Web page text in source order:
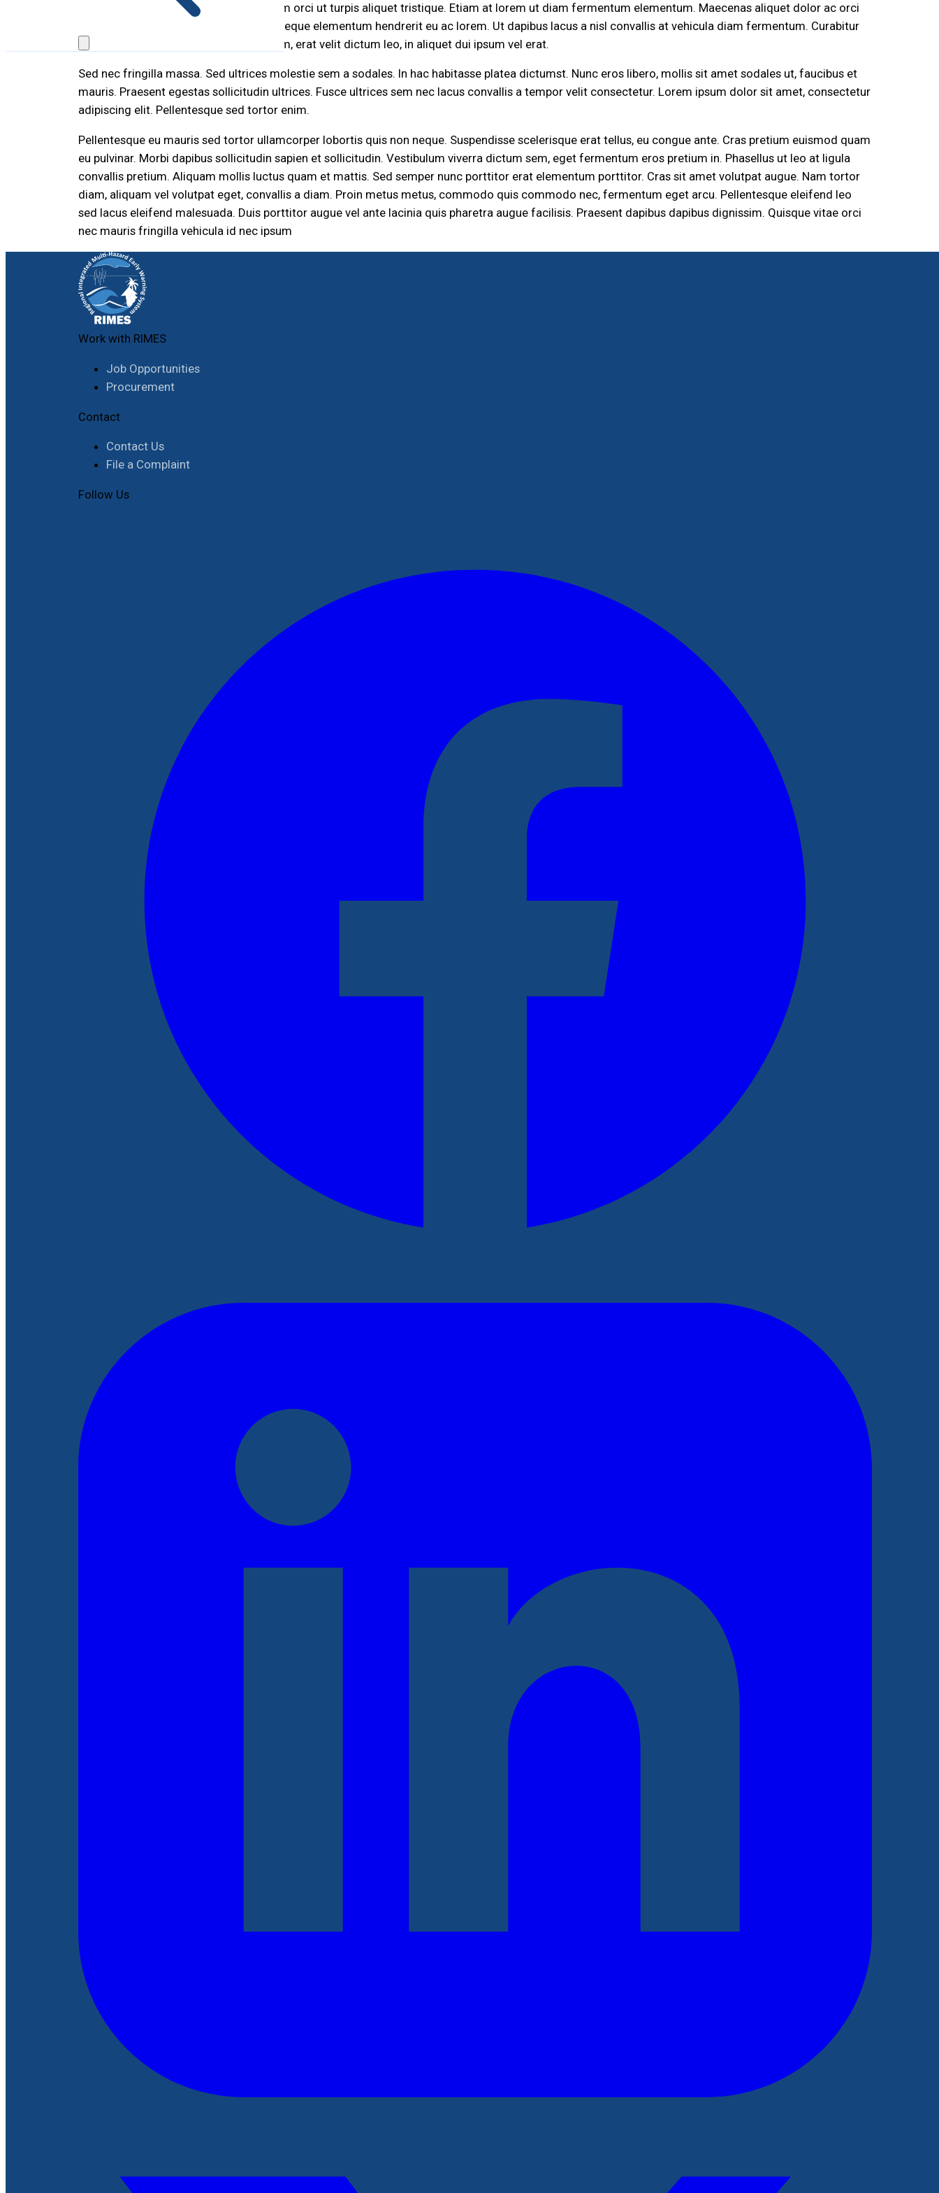
Donec a justo nisi. Maecenas fermentum orci ut turpis aliquet tristique. Etiam at lorem ut diam fermentum elementum. Maecenas aliquet dolor ac orci
ultrices facilisis. Nam et arcu pharetra neque elementum hendrerit eu ac lorem. Ut dapibus lacus a nisl convallis at vehicula diam fermentum. Curabitur
adipiscing, lorem sed laoreet elementum, erat velit dictum leo, in aliquet dui ipsum vel erat.
Sed nec fringilla massa. Sed ultrices molestie sem a sodales. In hac habitasse platea dictumst. Nunc eros libero, mollis sit amet sodales ut, faucibus et
mauris. Praesent egestas sollicitudin ultrices. Fusce ultrices sem nec lacus convallis a tempor velit consectetur. Lorem ipsum dolor sit amet, consectetur
adipiscing elit. Pellentesque sed tortor enim.
Pellentesque eu mauris sed tortor ullamcorper lobortis quis non neque. Suspendisse scelerisque erat tellus, eu congue ante. Cras pretium euismod quam
eu pulvinar. Morbi dapibus sollicitudin sapien et sollicitudin. Vestibulum viverra dictum sem, eget fermentum eros pretium in. Phasellus ut leo at ligula
convallis pretium. Aliquam mollis luctus quam et mattis. Sed semper nunc porttitor erat elementum porttitor. Cras sit amet volutpat augue. Nam tortor
diam, aliquam vel volutpat eget, convallis a diam. Proin metus metus, commodo quis commodo nec, fermentum eget arcu. Pellentesque eleifend leo
sed lacus eleifend malesuada. Duis porttitor augue vel ante lacinia quis pharetra augue facilisis. Praesent dapibus dapibus dignissim. Quisque vitae orci
nec mauris fringilla vehicula id nec ipsum
Work with RIMES
Job Opportunities
Procurement
Contact
Contact Us
File a Complaint
Follow Us